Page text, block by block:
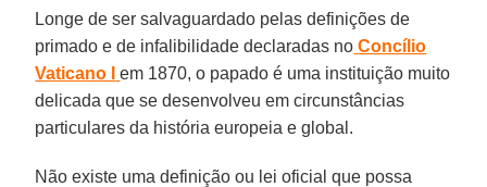
Longe de ser salvaguardado pelas definições de
primado e de infalibilidade declaradas no Concílio
Vaticano I
em 1870, o papado é uma instituição muito
delicada que se desenvolveu em circunstâncias
particulares da história europeia e global.
Não existe uma definição ou lei oficial que possa